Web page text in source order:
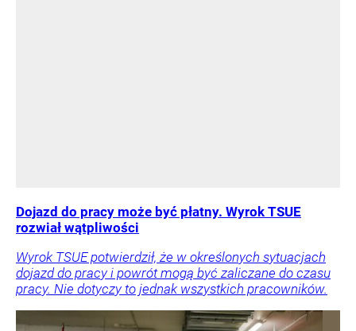
Dojazd do pracy może być płatny. Wyrok TSUE
rozwiał wątpliwości
Wyrok TSUE potwierdził, że w określonych sytuacjach
dojazd do pracy i powrót mogą być zaliczane do czasu
pracy. Nie dotyczy to jednak wszystkich pracowników.